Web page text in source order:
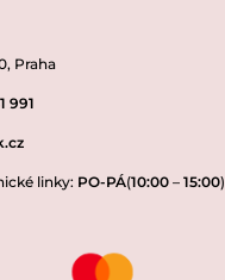
Praha
991
linky: PO-PÁ(10:00 – 15:00)